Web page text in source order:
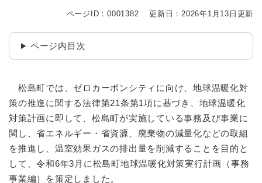
ページID：0001382 更新日：2026年1月13日更新
ページ内目次
松島町では、ゼロカーボンシティに向け、地球温暖化対
策の推進に関する法律第21条第1項に基づき、地球温暖化
対策計画に即して、松島町が実施している事務及び事業に
関し、省エネルギー・省資源、廃棄物の減量化などの取組
を推進し、温室効果ガスの排出量を削減することを目的と
して、令和6年3月に松島町地球温暖化対策実行計画（事務
事業編）を策定しました。